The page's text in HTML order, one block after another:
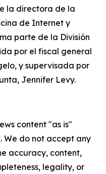
la directora de la
de Internet y
parte de la División
por el fiscal general
y supervisada por
Jennifer Levy.
content "as is"
We do not accept any
accuracy, content,
legality, or